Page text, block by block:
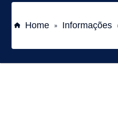
Home » Informações